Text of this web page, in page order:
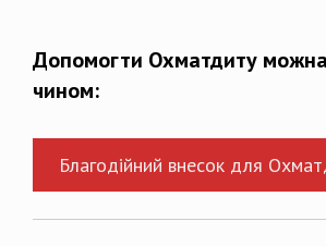
Допомогти Охматдиту
чином:
Благодійний внесок для